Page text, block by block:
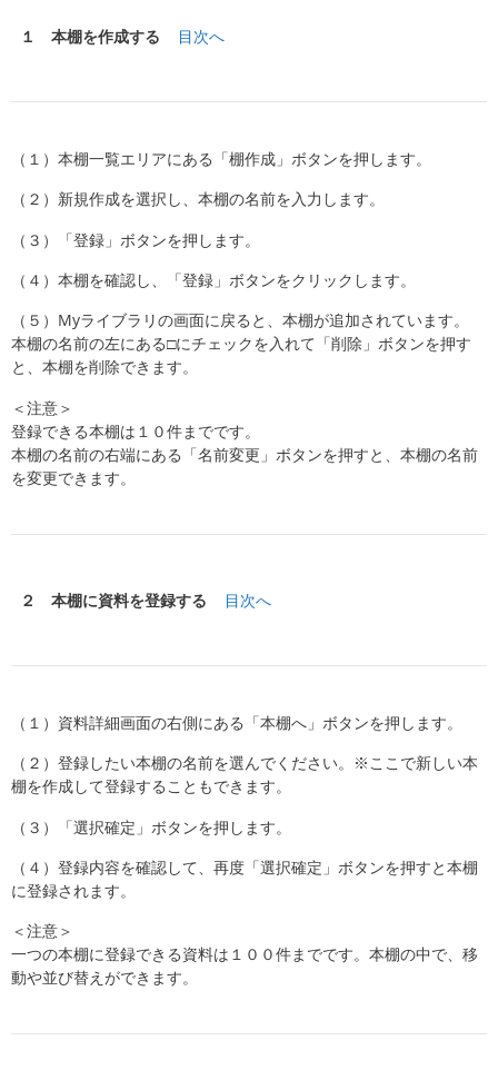
１ 本棚を作成する 目次へ
（１）本棚一覧エリアにある「棚作成」ボタンを押します。
（２）新規作成を選択し、本棚の名前を入力します。
（３）「登録」ボタンを押します。
（４）本棚を確認し、「登録」ボタンをクリックします。
（５）Myライブラリの画面に戻ると、本棚が追加されています。
本棚の名前の左にある□にチェックを入れて「削除」ボタンを押す
と、本棚を削除できます。
＜注意＞
登録できる本棚は１０件までです。
本棚の名前の右端にある「名前変更」ボタンを押すと、本棚の名前
を変更できます。
２ 本棚に資料を登録する 目次へ
（１）資料詳細画面の右側にある「本棚へ」ボタンを押します。
（２）登録したい本棚の名前を選んでください。※ここで新しい本
棚を作成して登録することもできます。
（３）「選択確定」ボタンを押します。
（４）登録内容を確認して、再度「選択確定」ボタンを押すと本棚
に登録されます。
＜注意＞
一つの本棚に登録できる資料は１００件までです。本棚の中で、移
動や並び替えができます。